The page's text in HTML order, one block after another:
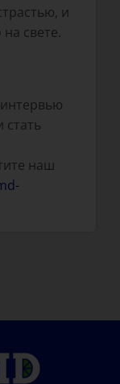
и
свете.
наш